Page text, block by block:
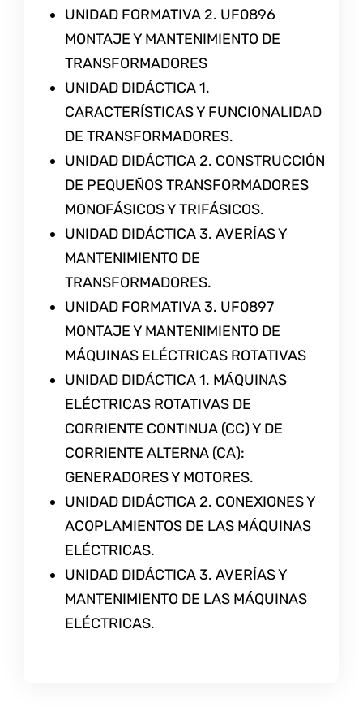
UNIDAD FORMATIVA 2. UF0896
MONTAJE Y MANTENIMIENTO DE
TRANSFORMADORES
UNIDAD DIDÁCTICA 1.
CARACTERÍSTICAS Y FUNCIONALIDAD
DE TRANSFORMADORES.
UNIDAD DIDÁCTICA 2. CONSTRUCCIÓN
DE PEQUEÑOS TRANSFORMADORES
MONOFÁSICOS Y TRIFÁSICOS.
UNIDAD DIDÁCTICA 3. AVERÍAS Y
MANTENIMIENTO DE
TRANSFORMADORES.
UNIDAD FORMATIVA 3. UF0897
MONTAJE Y MANTENIMIENTO DE
MÁQUINAS ELÉCTRICAS ROTATIVAS
UNIDAD DIDÁCTICA 1. MÁQUINAS
ELÉCTRICAS ROTATIVAS DE
CORRIENTE CONTINUA (CC) Y DE
CORRIENTE ALTERNA (CA):
GENERADORES Y MOTORES.
UNIDAD DIDÁCTICA 2. CONEXIONES Y
ACOPLAMIENTOS DE LAS MÁQUINAS
ELÉCTRICAS.
UNIDAD DIDÁCTICA 3. AVERÍAS Y
MANTENIMIENTO DE LAS MÁQUINAS
ELÉCTRICAS.